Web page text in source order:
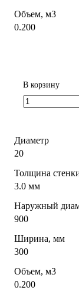
Объем, м3
0.200
В корзину
Диаметр
20
Толщина
3.0 мм
Наружный
900
Ширина, мм
300
Объем, м3
0.200